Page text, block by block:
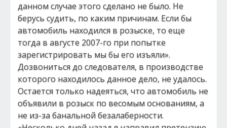
данном случае этого сделано не было. Не
берусь судить, по каким причинам. Если бы
автомобиль находился в розыске, то еще
тогда в августе 2007-го при попытке
зарегистрировать мы бы его изъяли».
Дозвониться до следователя, в производстве
которого находилось данное дело, не удалось.
Остается только надеяться, что автомобиль не
объявили в розыск по весомым основаниям, а
не из-за банальной безалаберности.